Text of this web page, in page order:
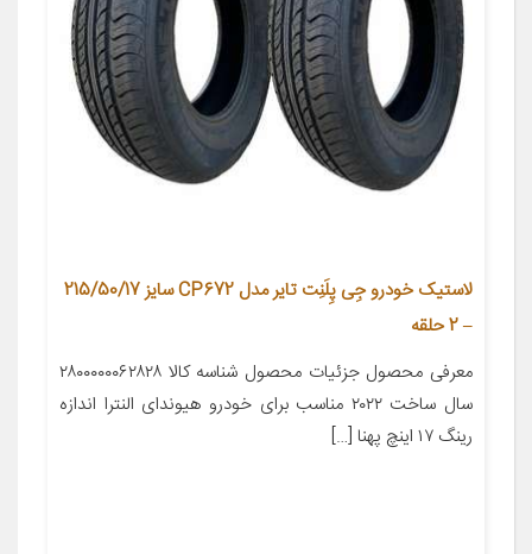
لاستیک خودرو جِی‌ پِلَنِت تایر مدل CP672 سایز 215/50/17
– 2 حلقه
معرفی محصول جزئیات محصول شناسه کالا ۲۸۰۰۰۰۰۰۶۲۸۲۸
سال ساخت ۲۰۲۲ مناسب برای خودرو هیوندای النترا اندازه
رینگ ۱۷ اینچ پهنا […]